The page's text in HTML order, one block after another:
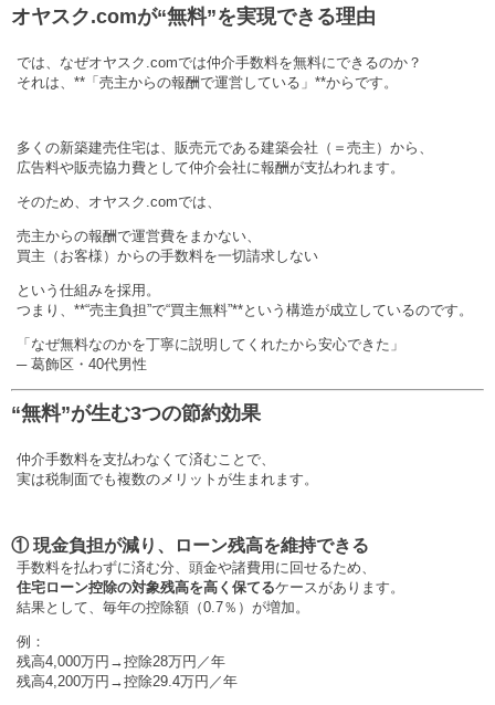
オヤスク.comが“無料”を実現できる理由
では、なぜオヤスク.comでは仲介手数料を無料にできるのか？
それは、**「売主からの報酬で運営している」**からです。
多くの新築建売住宅は、販売元である建築会社（＝売主）から、
広告料や販売協力費として仲介会社に報酬が支払われます。
そのため、オヤスク.comでは、
売主からの報酬で運営費をまかない、
買主（お客様）からの手数料を一切請求しない
という仕組みを採用。
つまり、**“売主負担”で“買主無料”**という構造が成立しているのです。
「なぜ無料なのかを丁寧に説明してくれたから安心できた」
─ 葛飾区・40代男性
“無料”が生む3つの節約効果
仲介手数料を支払わなくて済むことで、
実は税制面でも複数のメリットが生まれます。
① 現金負担が減り、ローン残高を維持できる
手数料を払わずに済む分、頭金や諸費用に回せるため、
住宅ローン控除の対象残高を高く保てるケースがあります。
結果として、毎年の控除額（0.7％）が増加。
例：
残高4,000万円→控除28万円／年
残高4,200万円→控除29.4万円／年